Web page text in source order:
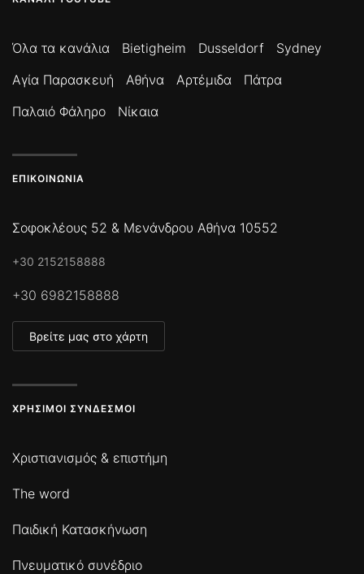
Όλα τα κανάλια Bietigheim Dusseldorf
Sydney
Αγία Παρασκευή
Αθήνα Αρτέμιδα
Πάτρα
Παλαιό Φάληρο
Νίκαια
ΕΠΙΚΟΙΝΩΝΊΑ
Σοφοκλέους 52 & Μενάνδρου Αθήνα 10552
+30 2152158888
+30 6982158888
Βρείτε μας στο χάρτη
ΧΡΉΣΙΜΟΙ ΣΎΝΔΕΣΜΟΙ
Χριστιανισμός & επιστήμη
The word
Παιδική Κατασκήνωση
Πνευματικό συνέδριο